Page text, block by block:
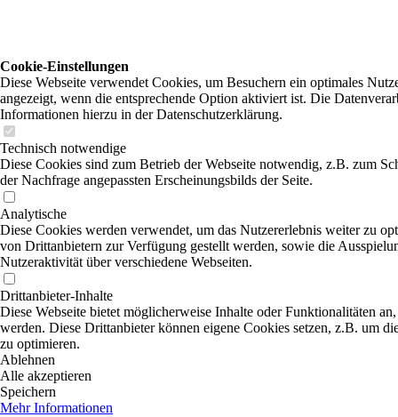
Cookie-Einstellungen
Diese Webseite verwendet Cookies, um Besuchern ein optimales
angezeigt, wenn die entsprechende Option aktiviert ist. Die
Informationen hierzu in der Datenschutzerklärung.
Technisch notwendige
Diese Cookies sind zum Betrieb der Webseite notwendig, z.B. zum
der Nachfrage angepassten Erscheinungsbilds der Seite.
Analytische
Diese Cookies werden verwendet, um das Nutzererlebnis weiter zu
von Drittanbietern zur Verfügung gestellt werden, sowie die
Nutzeraktivität über verschiedene Webseiten.
Drittanbieter-Inhalte
Diese Webseite bietet möglicherweise Inhalte oder Funktionalitäten
werden. Diese Drittanbieter können eigene Cookies setzen, z.B. um
zu optimieren.
Ablehnen
Alle akzeptieren
Speichern
Mehr Informationen